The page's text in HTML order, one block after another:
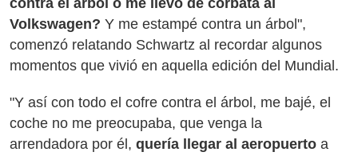
contra el árbol o me llevo de corbata al
Volkswagen? Y me estampé contra un árbol",
comenzó relatando Schwartz al recordar algunos
momentos que vivió en aquella edición del Mundial.
"Y así con todo el cofre contra el árbol, me bajé, el
coche no me preocupaba, que venga la
arrendadora por él, quería llegar al aeropuerto a